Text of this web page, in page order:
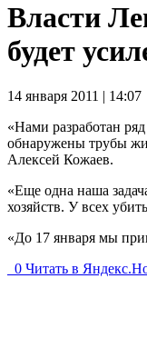
Власти
будет
14 января 2011 | 14:07
«Нами разработан
обнаружены трубы
Алексей Кожаев.
«Еще одна наша
хозяйств. У всех
«До 17 января мы
0 Читать в Я